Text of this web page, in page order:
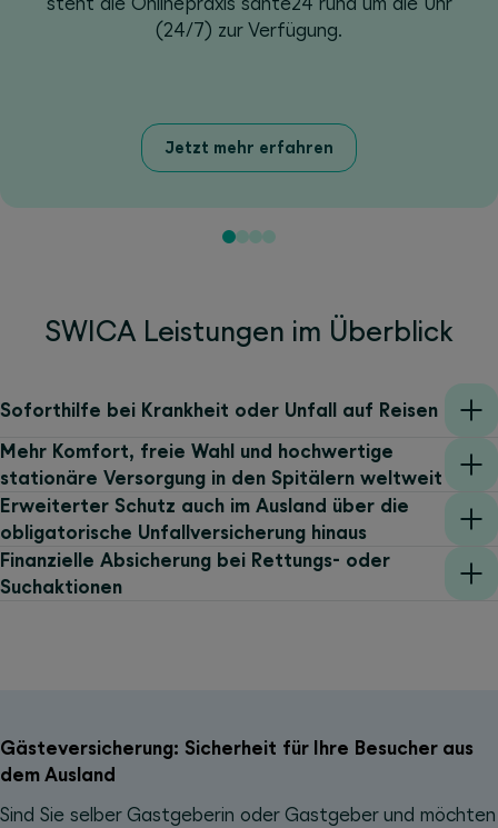
(24/7) zur Verfügung.
Jetzt mehr erfahren
SWICA Leistungen im Überblick
Soforthilfe bei Krankheit oder Unfall auf Reisen
Mehr Komfort, freie Wahl und hochwertige
stationäre Versorgung in den Spitälern weltweit
Erweiterter Schutz auch im Ausland über die
obligatorische Unfallversicherung hinaus
Finanzielle Absicherung bei Rettungs- oder
Suchaktionen
Gästeversicherung: Sicherheit für Ihre Besucher aus
dem Ausland
Sind Sie selber Gastgeberin oder Gastgeber und möchten